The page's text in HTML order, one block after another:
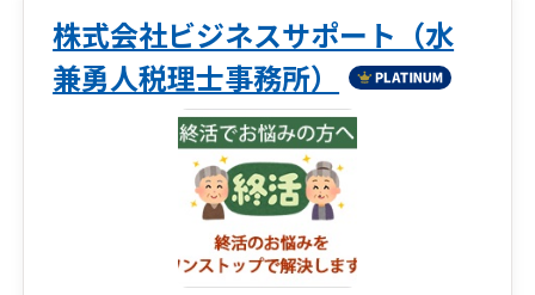
株式会社ビジネスサポート（水
兼勇人税理士事務所）